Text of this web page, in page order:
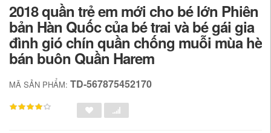
2018 quần trẻ em mới cho bé lớn Phiên
bản Hàn Quốc của bé trai và bé gái gia
đình gió chín quần chống muỗi mùa hè
bán buôn Quần Harem
MÃ SẢN PHẨM: TD-567875452170